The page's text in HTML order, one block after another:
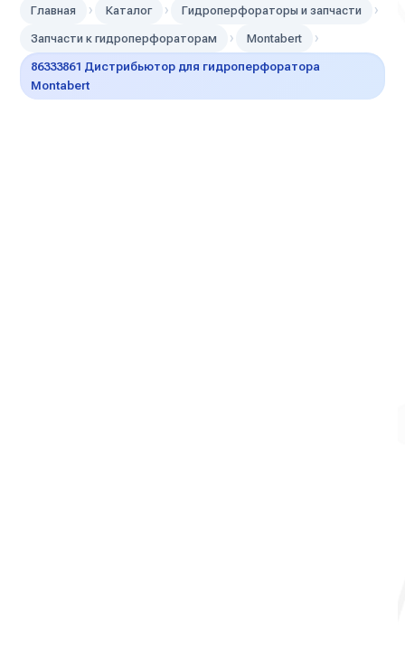
Главная › Каталог › Гидроперфораторы и запчасти ›
Запчасти к гидроперфораторам › Montabert ›
86333861 Дистрибьютор для гидроперфоратора
Montabert